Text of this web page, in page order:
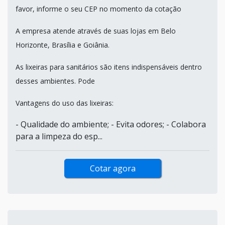
favor, informe o seu CEP no momento da cotação
A empresa atende através de suas lojas em Belo
Horizonte, Brasília e Goiânia.
As lixeiras para sanitários são itens indispensáveis dentro
desses ambientes. Pode
Vantagens do uso das lixeiras:
- Qualidade do ambiente; - Evita odores; - Colabora
para a limpeza do esp...
Cotar agora